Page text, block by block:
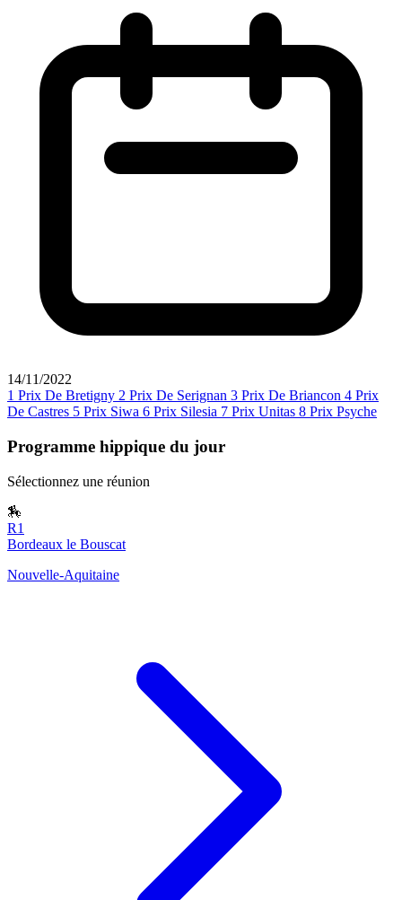
14/11/2022
1 Prix De Bretigny 2 Prix De Serignan 3 Prix De Briancon 4 Prix
De Castres 5 Prix Siwa 6 Prix Silesia 7 Prix Unitas 8 Prix Psyche
Programme hippique du jour
Sélectionnez une réunion
🏇
R1
Bordeaux le Bouscat
Nouvelle-Aquitaine